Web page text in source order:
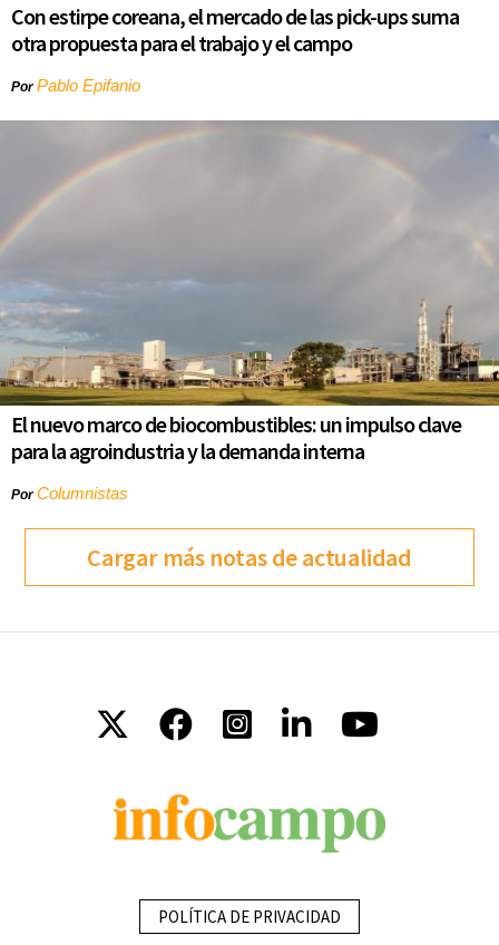
Con estirpe coreana, el mercado de las pick-ups suma
otra propuesta para el trabajo y el campo
PorPablo Epifanio
El nuevo marco de biocombustibles: un impulso clave
para la agroindustria y la demanda interna
PorColumnistas
Cargar más notas de actualidad
POLÍTICA DE PRIVACIDAD